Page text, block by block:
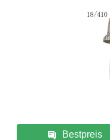
Bestpreis